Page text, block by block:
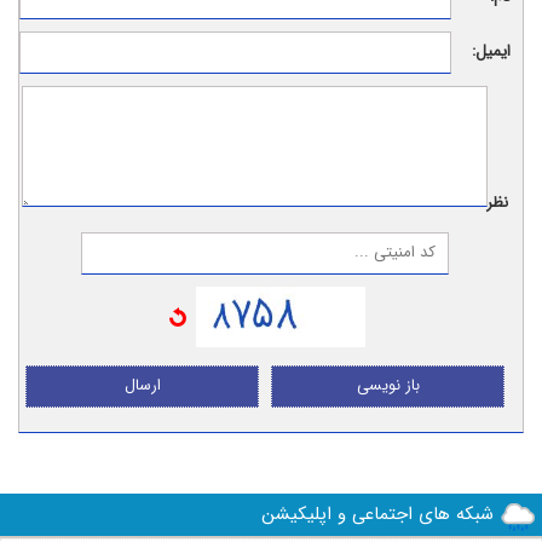
ایمیل:
نظر:
ارسال باز نویسی
شبکه های اجتماعی و اپلیکیشن